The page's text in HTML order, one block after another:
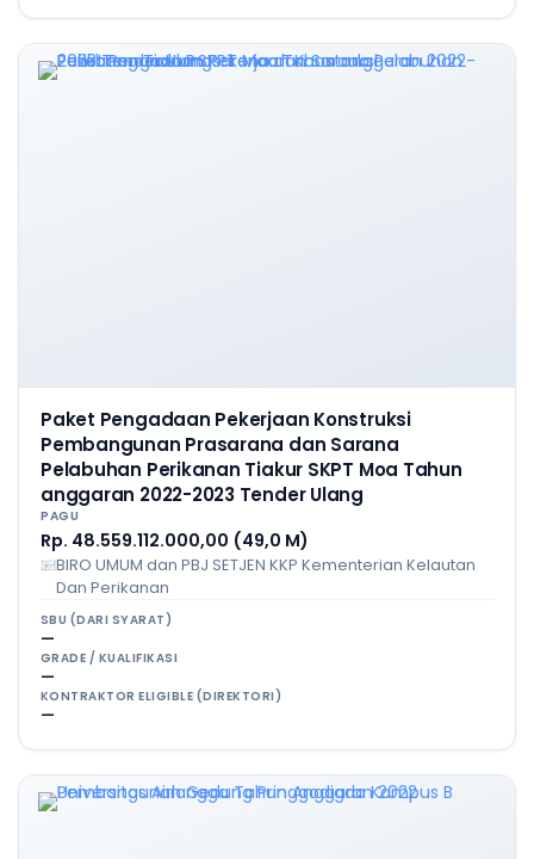
Paket Pengadaan Pekerjaan Konstruksi
Pembangunan Prasarana dan Sarana
Pelabuhan Perikanan Tiakur SKPT Moa Tahun
anggaran 2022-2023 Tender Ulang
PAGU
Rp. 48.559.112.000,00 (49,0 M)
BIRO UMUM dan PBJ SETJEN KKP Kementerian Kelautan
Dan Perikanan
SBU (DARI SYARAT)
—
GRADE / KUALIFIKASI
—
KONTRAKTOR ELIGIBLE (DIREKTORI)
—